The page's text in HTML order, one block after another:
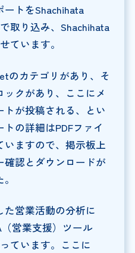
トをShachihata
取り込み、Shachihata
ています。
のカテゴリがあり、そ
クがあり、ここにメ
が投稿される、とい
の詳細はPDFファイ
ますので、掲示板上
認とダウンロードが
た営業活動の分析に
営業支援）ツール
ています。ここに